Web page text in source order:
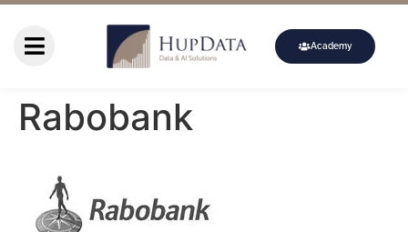
Academy
Rabobank